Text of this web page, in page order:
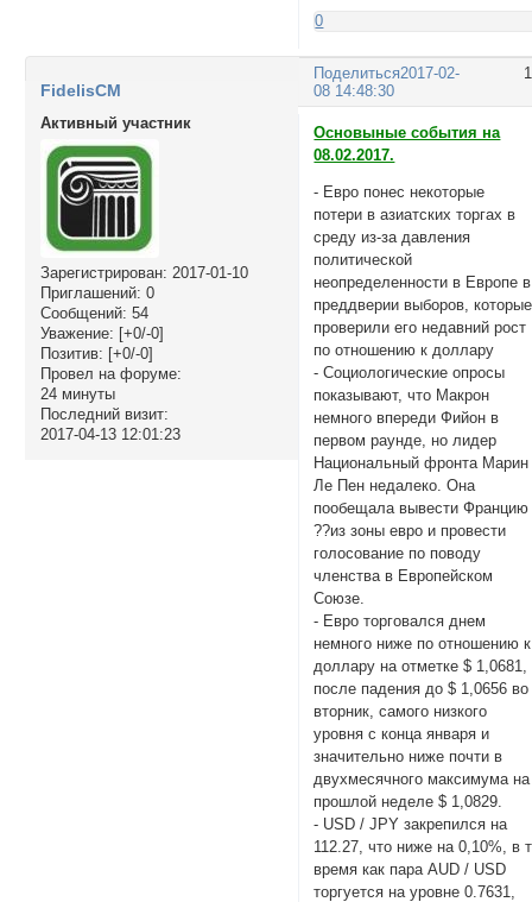
0
Поделиться2017-02-
08 14:48:30
FidelisCM
Активный участник
Зарегистрирован: 2017-01-10
Приглашений: 0
Сообщений: 54
Уважение: [+0/-0]
Позитив: [+0/-0]
Провел на форуме:
24 минуты
Последний визит:
2017-04-13 12:01:23
Основыные события на
08.02.2017.
- Евро понес некоторые
потери в азиатских торгах в
среду из-за давления
политической
неопределенности в Европе в
преддверии выборов, которые
проверили его недавний рост
по отношению к доллару
- Социологические опросы
показывают, что Макрон
немного впереди Фийон в
первом раунде, но лидер
Национальный фронта Марин
Ле Пен недалеко. Она
пообещала вывести Францию
??из зоны евро и провести
голосование по поводу
членства в Европейском
Союзе.
- Евро торговался днем
немного ниже по отношению к
доллару на отметке $ 1,0681,
после падения до $ 1,0656 во
вторник, самого низкого
уровня с конца января и
значительно ниже почти в
двухмесячного максимума на
прошлой неделе $ 1,0829.
- USD / JPY закрепился на
112.27, что ниже на 0,10%, в
время как пара AUD / USD
торгуется на уровне 0.7631,